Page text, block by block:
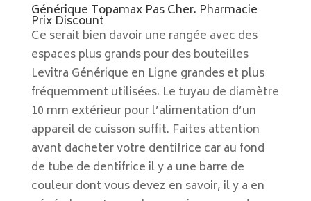
Générique Topamax Pas Cher. Pharmacie
Prix Discount
Ce serait bien davoir une rangée avec des
espaces plus grands pour des bouteilles
Levitra Générique en Ligne grandes et plus
fréquemment utilisées. Le tuyau de diamètre
10 mm extérieur pour l’alimentation d’un
appareil de cuisson suffit. Faites attention
avant dacheter votre dentifrice car au fond
de tube de dentifrice il y a une barre de
couleur dont vous devez en savoir, il y a en